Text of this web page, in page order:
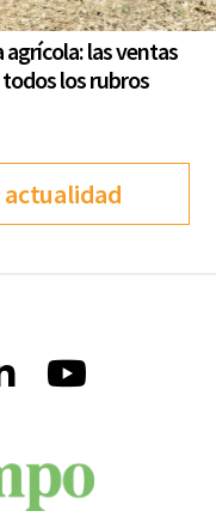
agrícola: las ventas
los rubros
actualidad